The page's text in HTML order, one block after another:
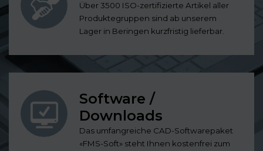
Über 3500 ISO-zertifizierte Artikel aller
Produktegruppen sind ab unserem
Lager in Beringen kurzfristig lieferbar.
Software /
Downloads
Das umfangreiche CAD-Softwarepaket
«FMS-Soft» steht Ihnen kostenfrei zum